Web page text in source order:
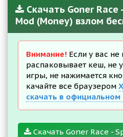
Скачать Goner Race
Mod (Money) взлом
Внимание! Если у вас
распаковывает кеш, не
игры, не нажимается
качайте все браузером
скачать в
Скачать Goner Race -